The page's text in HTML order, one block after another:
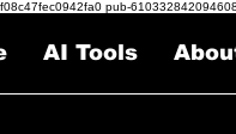
pub-
AI Tools